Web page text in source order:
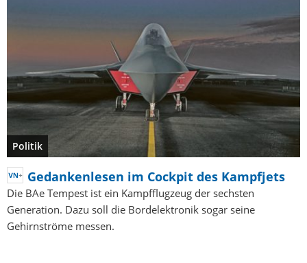
Politik
Gedankenlesen im Cockpit des Kampfjets
Die BAe Tempest ist ein Kampfflugzeug der sechsten
Generation. Dazu soll die Bordelektronik sogar seine
Gehirnströme messen.